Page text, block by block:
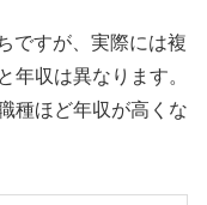
ですが、実際には複
年収は異なります。
種ほど年収が高くな